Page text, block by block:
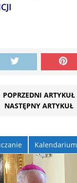
POPRZEDNI ARTYKUŁ
NASTĘPNY ARTYKUŁ
Kalendarium